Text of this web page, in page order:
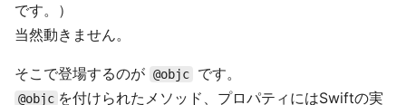
です。）
当然動きません。
そこで登場するのが @objc です。
@objc を付けられたメソッド、プロパティにはSwiftの実